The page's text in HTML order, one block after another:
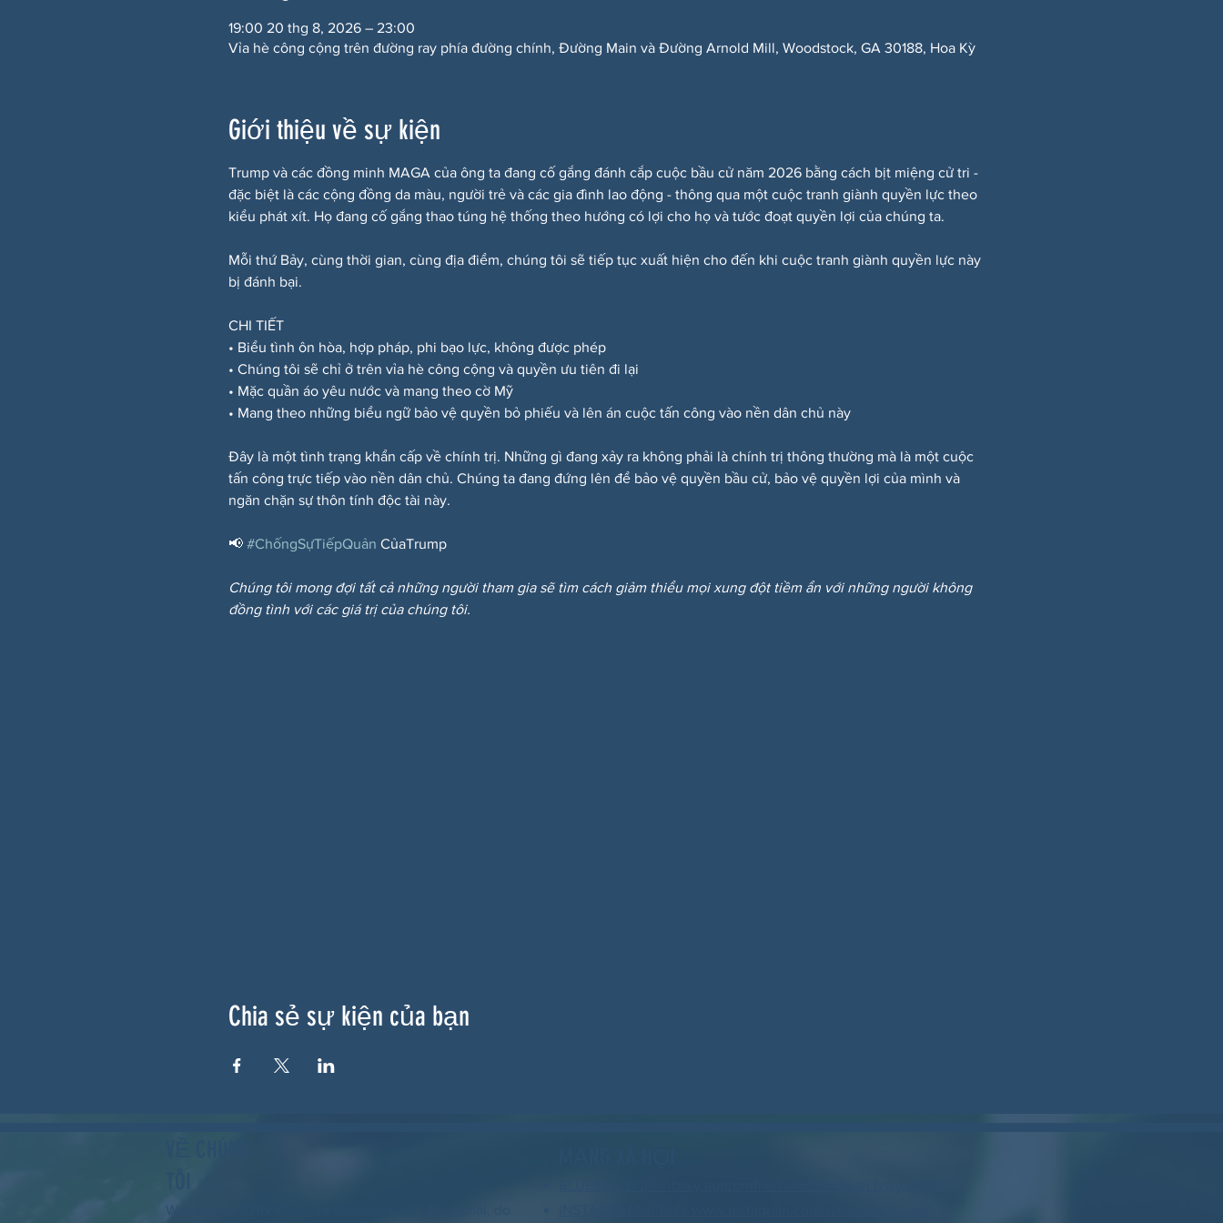
19:00 20 thg 8, 2026 – 23:00
Vỉa hè công cộng trên đường ray phía đường chính, Đường Main và Đường Arnold Mill, Woodstock, GA 30188, Hoa Kỳ
Giới thiệu về sự kiện
Trump và các đồng minh MAGA của ông ta đang cố gắng đánh cắp cuộc bầu cử năm 2026 bằng cách bịt miệng cử tri -
đặc biệt là các cộng đồng da màu, người trẻ và các gia đình lao động - thông qua một cuộc tranh giành quyền lực theo
kiểu phát xít. Họ đang cố gắng thao túng hệ thống theo hướng có lợi cho họ và tước đoạt quyền lợi của chúng ta.
Mỗi thứ Bảy, cùng thời gian, cùng địa điểm, chúng tôi sẽ tiếp tục xuất hiện cho đến khi cuộc tranh giành quyền lực này
bị đánh bại.
CHI TIẾT
• Biểu tình ôn hòa, hợp pháp, phi bạo lực, không được phép
• Chúng tôi sẽ chỉ ở trên vỉa hè công cộng và quyền ưu tiên đi lại
• Mặc quần áo yêu nước và mang theo cờ Mỹ
• Mang theo những biểu ngữ bảo vệ quyền bỏ phiếu và lên án cuộc tấn công vào nền dân chủ này
Đây là một tình trạng khẩn cấp về chính trị. Những gì đang xảy ra không phải là chính trị thông thường mà là một cuộc
tấn công trực tiếp vào nền dân chủ. Chúng ta đang đứng lên để bảo vệ quyền bầu cử, bảo vệ quyền lợi của mình và
ngăn chặn sự thôn tính độc tài này.
📢 #ChốngSựTiếpQuản CủaTrump
Chúng tôi mong đợi tất cả những người tham gia sẽ tìm cách giảm thiểu mọi xung đột tiềm ẩn với những người không
đồng tình với các giá trị của chúng tôi.
Chia sẻ sự kiện của bạn